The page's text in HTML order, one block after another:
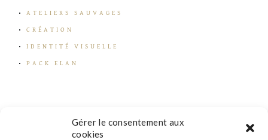
Gérer le consentement aux
cookies
ATELIERS SAUVAGES
CRÉATION
IDENTITÉ VISUELLE
PACK ELAN